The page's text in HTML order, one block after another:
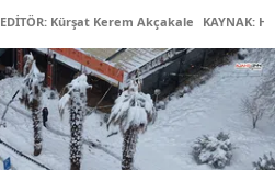
EDİTÖR: Kürşat Kerem Akçakale KAYNAK: